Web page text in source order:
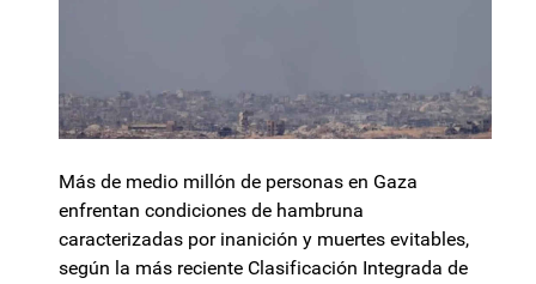
Más de medio millón de personas en Gaza
enfrentan condiciones de hambruna
caracterizadas por inanición y muertes evitables,
según la más reciente Clasificación Integrada de